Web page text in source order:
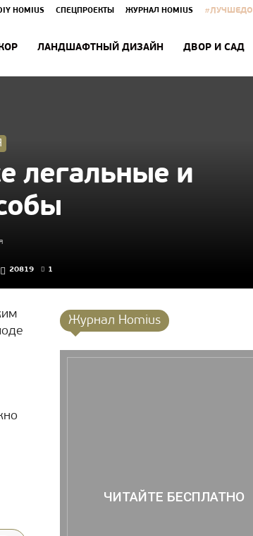
HOMIUS СПЕЦПРОЕКТЫ ЖУРНАЛ HOMIUS
ЛАНДШАФТНЫЙ ДИЗАЙН ДВОР И САД
легальные и
20819 1
Журнал Homius
ЧИТАЙТЕ БЕСПЛАТНО